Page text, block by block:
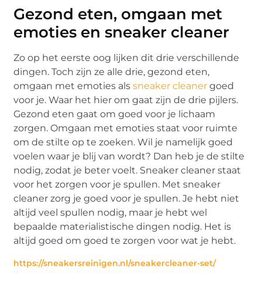
Gezond eten, omgaan met
emoties en sneaker cleaner
Zo op het eerste oog lijken dit drie verschillende
dingen. Toch zijn ze alle drie, gezond eten,
omgaan met emoties alssneaker cleaner goed
voor je. Waar het hier om gaat zijn de drie pijlers.
Gezond eten gaat om goed voor je lichaam
zorgen. Omgaan met emoties staat voor ruimte
om de stilte op te zoeken. Wil je namelijk goed
voelen waar je blij van wordt? Dan heb je de stilte
nodig, zodat je beter voelt. Sneaker cleaner staat
voor het zorgen voor je spullen. Met sneaker
cleaner zorg je goed voor je spullen. Je hebt niet
altijd veel spullen nodig, maar je hebt wel
bepaalde materialistische dingen nodig. Het is
altijd goed om goed te zorgen voor wat je hebt.
https://sneakersreinigen.nl/sneakercleaner-set/